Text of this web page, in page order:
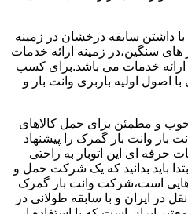
داشتن سابقه درخشان در زمینه
های سنگین،در زمینه ارائه خدمات
خدمات می باشد.برای کسب
اصول اولیه باربری وانت بار و
و مطمئن برای حمل کالاهای
بار وانت بار گمرک را پیشنهاد
حرفه ای این اتوبار به راحتی
باید بدانید که یک شرکت حمل و
است،شرکت وانت بار گمرک
در ایران و با سابقه طولانی در